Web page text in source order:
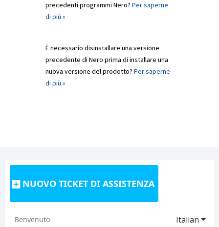
precedenti programmi Nero? Per saperne
di più »
È necessario disinstallare una versione
precedente di Nero prima di installare una
nuova versione del prodotto? Per saperne
di più »
NUOVO TICKET DI ASSISTENZA
Italian
Benvenuto